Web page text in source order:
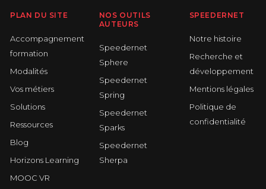
PLAN DU SITE
Accompagnement
formation
Modalités
Vos métiers
Solutions
Ressources
Blog
Horizons Learning
MOOC VR
NOS OUTILS
AUTEURS
Speedernet
Sphere
Speedernet
Spring
Speedernet
Sparks
Speedernet
Sherpa
SPEEDERNET
Notre histoire
Recherche et
développement
Mentions légales
Politique de
confidentialité